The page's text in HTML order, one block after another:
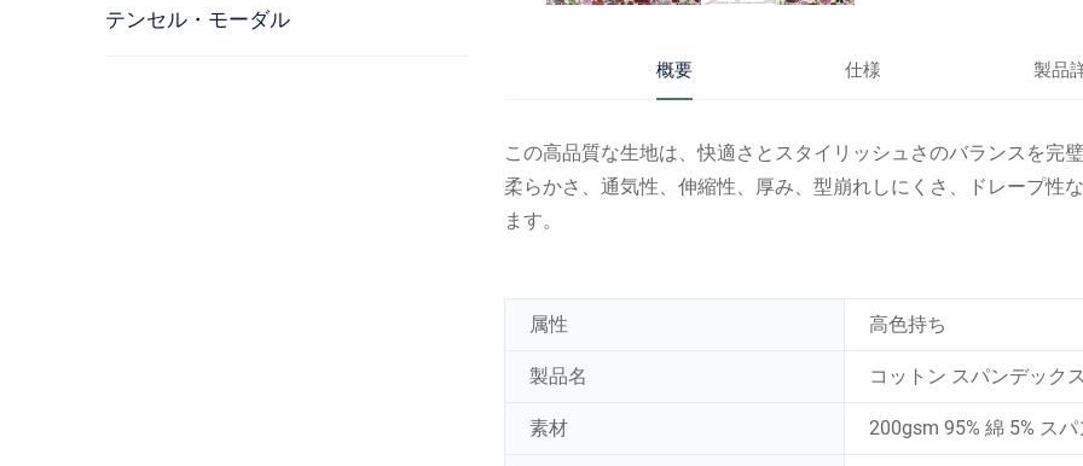
テンセル・モーダル
概要 仕様 製品
この高品質な生地は、快適さとスタイリッシュさのバランスを完
柔らかさ、通気性、伸縮性、厚み、型崩れしにくさ、ドレープ性
ます。
属性 高色持ち
製品名 コットン スパンデック
素材 200gsm 95% 綿 5% ス